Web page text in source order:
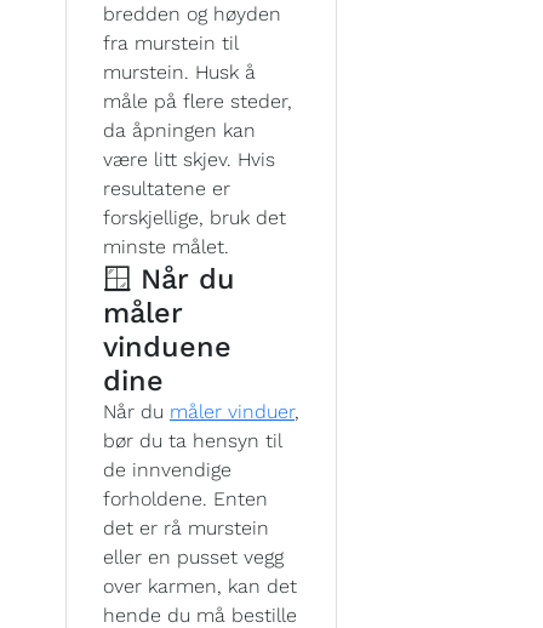
bredden og høyden
fra murstein til
murstein. Husk å
måle på flere steder,
da åpningen kan
være litt skjev. Hvis
resultatene er
forskjellige, bruk det
minste målet.
🪟 Når du
måler
vinduene
dine
Når du måler vinduer,
bør du ta hensyn til
de innvendige
forholdene. Enten
det er rå murstein
eller en pusset vegg
over karmen, kan det
hende du må bestille